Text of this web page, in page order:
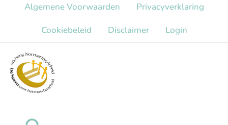
Algemene Voorwaarden
Privacy​verklaring
Cookiebeleid
Disclaimer Login